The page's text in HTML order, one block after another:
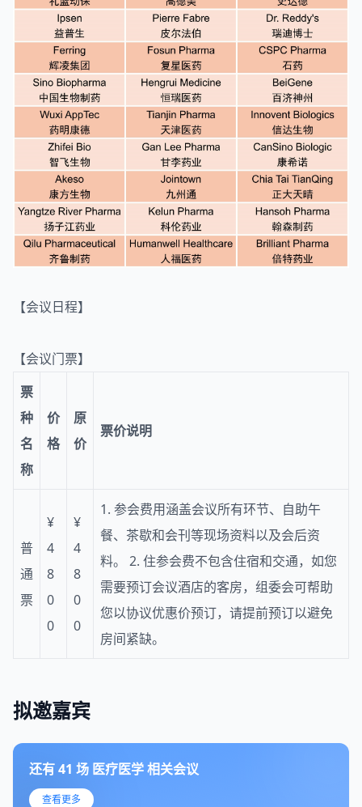
【会议日程】
【会议门票】
票
种
名
称
价
格
原
价
票价说明
普
通
票
¥
4
8
0
0
¥
4
8
0
0
1. 参会费用涵盖会议所有环节、自助午
餐、茶歇和会刊等现场资料以及会后资
料。 2. 住参会费不包含住宿和交通，如您
需要预订会议酒店的客房，组委会可帮助
您以协议优惠价预订，请提前预订以避免
房间紧缺。
拟邀嘉宾
还有41 场 医疗医学相关会议
查看更多